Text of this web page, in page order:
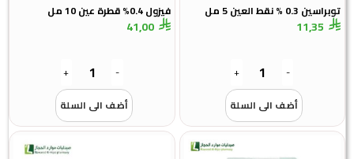
توبراسين 0.3 % نقط العين 5 مل
11,35
-
+
أضف الى السلة
فيزول 0.4% قطرة عين 10 مل
41,00
-
+
أضف الى السلة